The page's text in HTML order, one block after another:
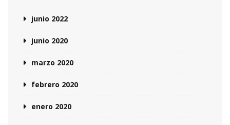
junio 2022
junio 2020
marzo 2020
febrero 2020
enero 2020